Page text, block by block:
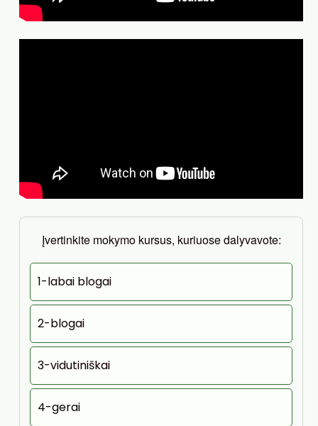
Įvertinkite mokymo kursus, kuriuose dalyvavote:
1-labai blogai
2-blogai
3-vidutiniškai
4-gerai